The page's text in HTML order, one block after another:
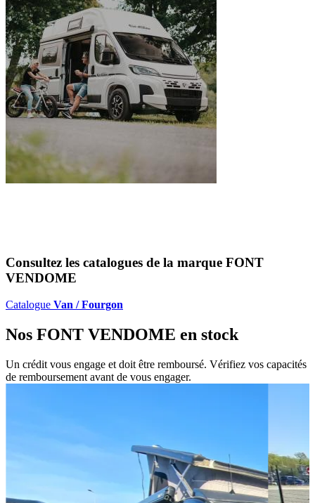
Consultez les catalogues de la marque FONT
VENDOME
Catalogue Van / Fourgon
Nos FONT VENDOME en stock
Un crédit vous engage et doit être remboursé. Vérifiez vos capacités
de remboursement avant de vous engager.